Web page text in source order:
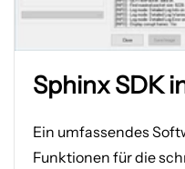
einem
neuen
Sphinx SDK
Ein umfassendes
Funktionen für die